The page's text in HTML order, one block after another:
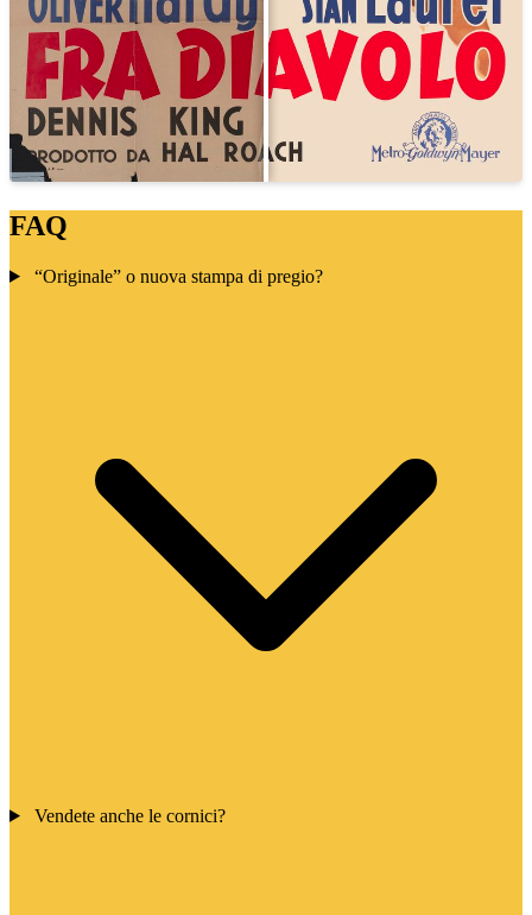
FAQ
“Originale” o nuova stampa di pregio?
Vendete anche le cornici?